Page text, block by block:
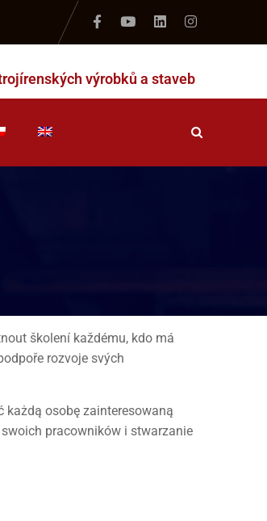
výrobků a staveb
školení každému, kdo má
rozvoje svých
każdą osobę zainteresowaną
pracowników i stwarzanie